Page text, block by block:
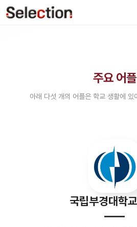
주요 어플
아래 다섯 개의 어플은 학교 생활에 있
국립부경대학